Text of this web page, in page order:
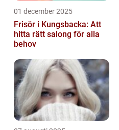
01 december 2025
Frisör i Kungsbacka: Att
hitta rätt salong för alla
behov